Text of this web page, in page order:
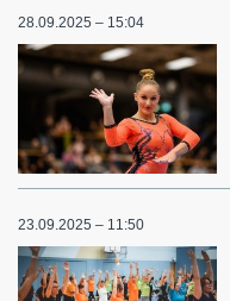
28.09.2025 – 15:04
23.09.2025 – 11:50